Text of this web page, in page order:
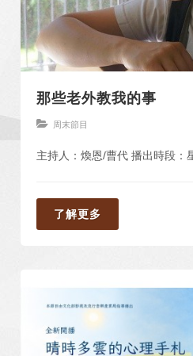
那些老外教我的事
周末節目
主持人：煥恩/曹代 播出時段：
了解更多